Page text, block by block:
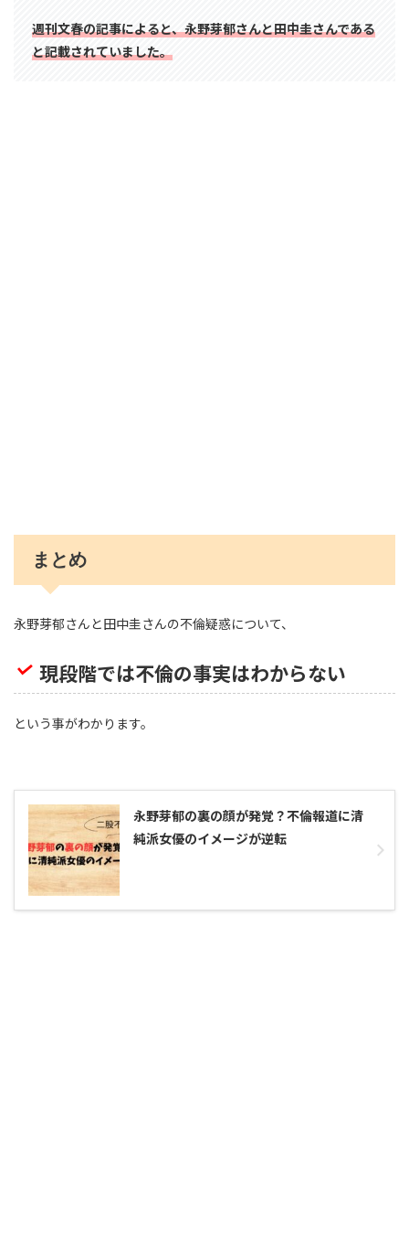
週刊文春の記事によると、永野芽郁さんと田中圭さんである
と記載されていました。
まとめ
永野芽郁さんと田中圭さんの不倫疑惑について、
現段階では不倫の事実はわからない
という事がわかります。
永野芽郁の裏の顔が発覚？不倫報道に清
純派女優のイメージが逆転